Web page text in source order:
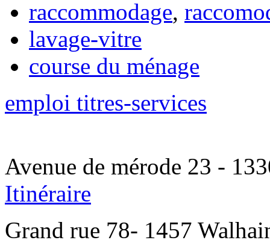
raccommodage,
lavage-vitre
course du ménage
emploi titres-services
Avenue de mérode 23 -
Itinéraire
Grand rue 78- 1457